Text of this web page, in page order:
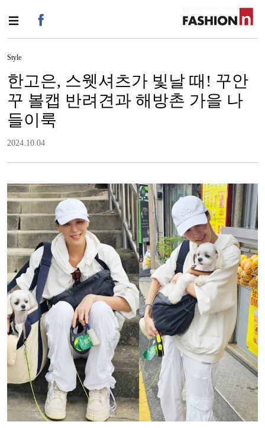
Style
한고은, 스웻셔츠가 빛날 때! 꾸안
꾸 볼캡 반려견과 해방촌 가을 나
들이룩
2024.10.04